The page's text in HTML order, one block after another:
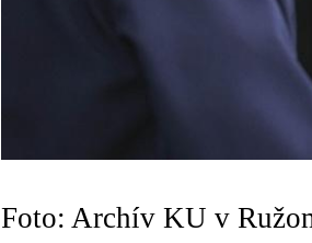
Foto: Archív KU v